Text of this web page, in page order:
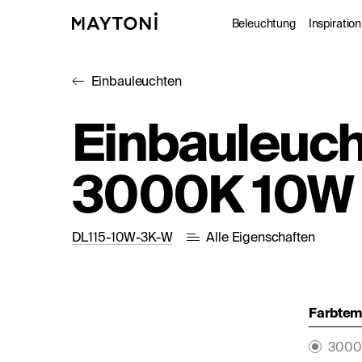
Beleuchtung
Studio
Inspiration
Einbauleuchten
3000K 10W
DL115-10W-3K-W Alle Eigenschaften
3000